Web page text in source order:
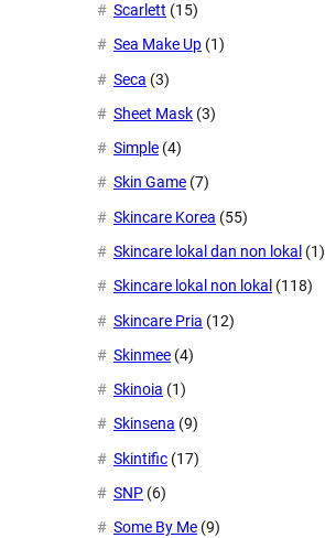
Scarlett (15)
Sea Make Up (1)
Seca (3)
Sheet Mask (3)
Simple (4)
Skin Game (7)
Skincare Korea (55)
Skincare lokal dan non lokal (1)
Skincare lokal non lokal (118)
Skincare Pria (12)
Skinmee (4)
Skinoia (1)
Skinsena (9)
Skintific (17)
SNP (6)
Some By Me (9)